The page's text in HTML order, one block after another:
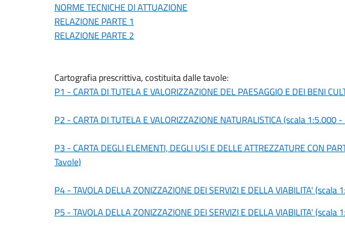
NORME TECNICHE DI ATTUAZIONE
RELAZIONE PARTE 1
RELAZIONE PARTE 2
Cartografia prescrittiva, costituita dalle tavole:
P1 - CARTA DI TUTELA E VALORIZZAZIONE DEL PAESAGGIO E DEI BENI
P2 - CARTA DI TUTELA E VALORIZZAZIONE NATURALISTICA (scala 1:5.000
P3 - CARTA DEGLI ELEMENTI, DEGLI USI E DELLE ATTREZZATURE CON
Tavole)
P4 - TAVOLA DELLA ZONIZZAZIONE DEI SERVIZI E DELLA VIABILITA' (scala
P5 - TAVOLA DELLA ZONIZZAZIONE DEI SERVIZI E DELLA VIABILITA' (scala